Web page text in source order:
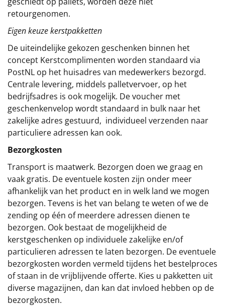
retourgenomen.
Eigen keuze kerstpakketten
De uiteindelijke gekozen geschenken binnen het
concept Kerstcomplimenten worden standaard via
PostNL op het huisadres van medewerkers bezorgd.
Centrale levering, middels palletvervoer, op het
bedrijfsadres is ook mogelijk. De voucher met
geschenkenvelop wordt standaard in bulk naar het
zakelijke adres gestuurd, individueel verzenden naar
particuliere adressen kan ook.
Bezorgkosten
Transport is maatwerk. Bezorgen doen we graag en
vaak gratis. De eventuele kosten zijn onder meer
afhankelijk van het product en in welk land we mogen
bezorgen. Tevens is het van belang te weten of we de
zending op één of meerdere adressen dienen te
bezorgen. Ook bestaat de mogelijkheid de
kerstgeschenken op individuele zakelijke en/of
particulieren adressen te laten bezorgen. De eventuele
bezorgkosten worden vermeld tijdens het bestelproces
of staan in de vrijblijvende offerte. Kies u pakketten uit
diverse magazijnen, dan kan dat invloed hebben op de
bezorgkosten.